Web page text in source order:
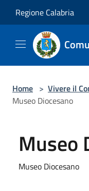
Regione Calabria
Home > Vivere il
Museo Diocesano
Museo
Museo Diocesano